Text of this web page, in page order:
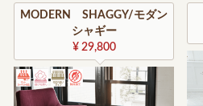
MODERN SHAGGY/モダン
シャギー
¥ 29,800